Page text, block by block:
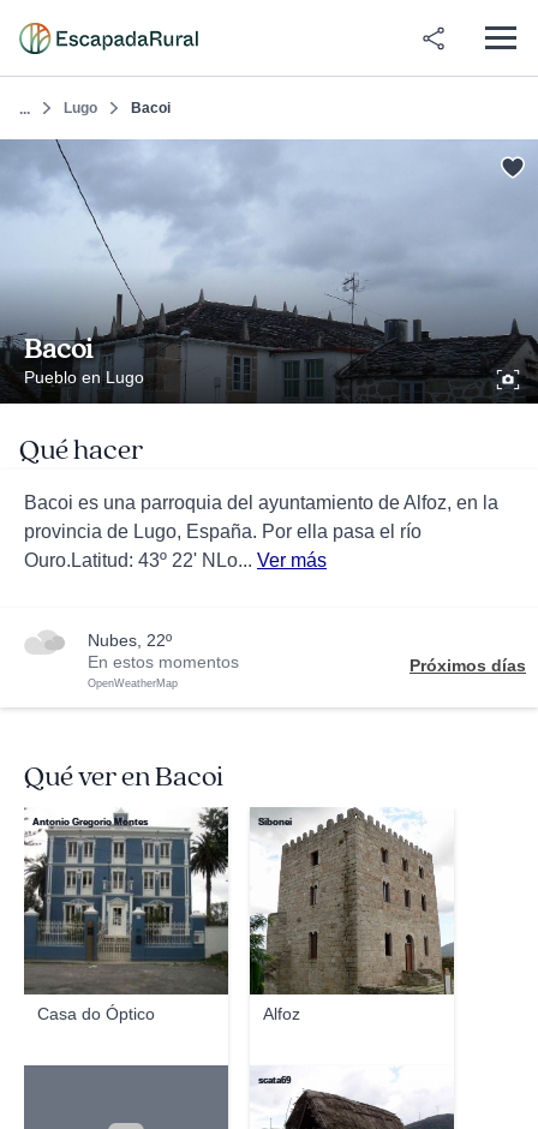
... Lugo Bacoi
Bacoi
Pueblo en Lugo
Qué hacer
Bacoi es una parroquia del ayuntamiento de Alfoz, en la
provincia de Lugo, España. Por ella pasa el río
Ouro.Latitud: 43º 22' NLo... Ver más
nubes, 22º
En estos momentos
OpenWeatherMap
Próximos días
Qué ver en Bacoi
Casa do Óptico
Antonio Gregorio Montes
Alfoz
Sibonei
scata69